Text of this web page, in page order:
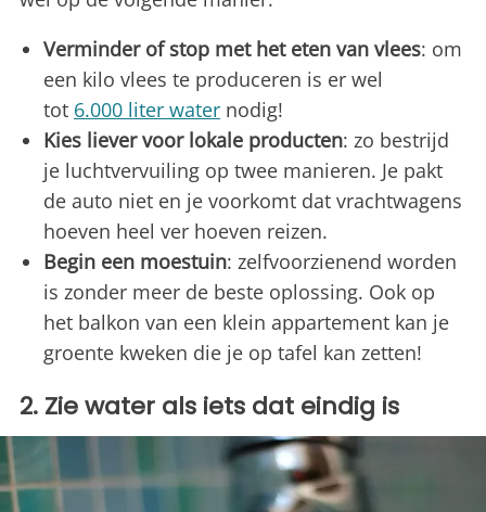
Verminder of stop met het eten van vlees: om
een kilo vlees te produceren is er wel
tot 6.000 liter water nodig!
Kies liever voor lokale producten: zo bestrijd
je luchtvervuiling op twee manieren. Je pakt
de auto niet en je voorkomt dat vrachtwagens
hoeven heel ver hoeven reizen.
Begin een moestuin: zelfvoorzienend worden
is zonder meer de beste oplossing. Ook op
het balkon van een klein appartement kan je
groente kweken die je op tafel kan zetten!
2. Zie water als iets dat eindig is